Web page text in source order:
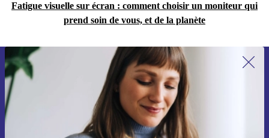
Fatigue visuelle sur écran : comment choisir un moniteur qui
prend soin de vous, et de la planète
Recevoir offres et infos de refurbed
par mail
Ne manquez plus aucune offre.